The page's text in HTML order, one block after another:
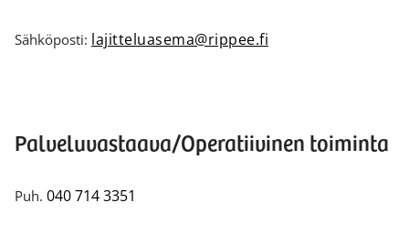
Sähköposti: lajitteluasema@rippee.fi
Palveluvastaava/Operatiivinen toiminta
Puh. 040 714 3351